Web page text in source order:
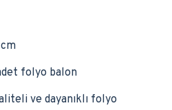
folyo balon
ve dayanıklı folyo